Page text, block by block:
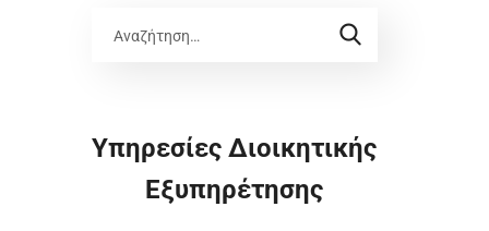
Υπηρεσίες Διοικητικής
Εξυπηρέτησης